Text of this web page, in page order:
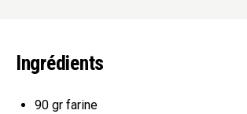
Ingrédients
90 gr farine